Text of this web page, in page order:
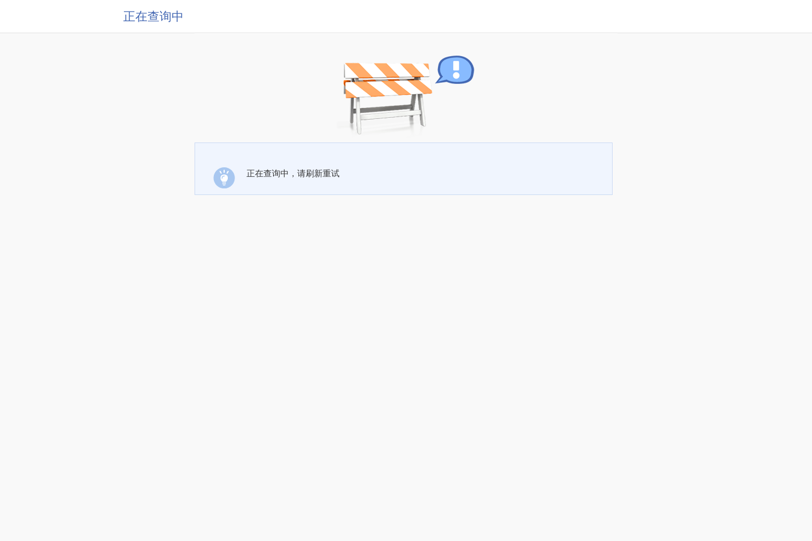
正在查询中
正在查询中，请刷新重试